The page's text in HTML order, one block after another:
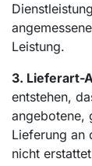
Leistung.
3. Lieferart-
entstehen,
angebotene,
Lieferung an
nicht